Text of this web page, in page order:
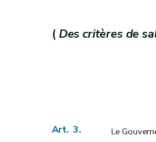
Section 3 ((...)
Art. 28
(Des critères de
Art. 3.
Le